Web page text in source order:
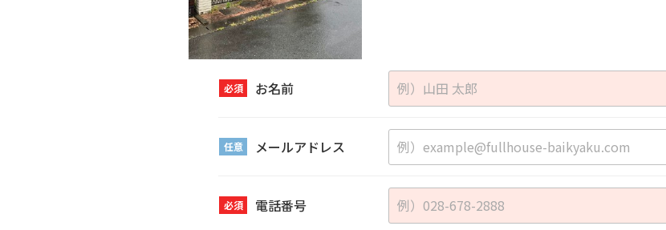
必須 お名前
任意 メールアドレス
必須 電話番号